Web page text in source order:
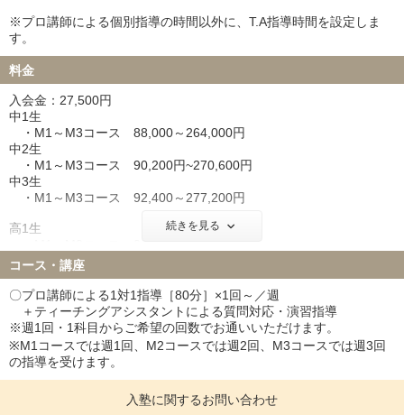
※プロ講師による個別指導の時間以外に、T.A指導時間を設定しま
す。
料金
入会金：27,500円
中1生
・M1～M3コース 88,000～264,000円
中2生
・M1～M3コース 90,200円~270,600円
中3生
・M1～M3コース 92,400～277,200円
高1生
高2生
・M1～M3コース 96,800~290,400円
高3生・高卒生
・M1～M3コース 103,400～310,200円
グループ授業
・計算力アップGコース(数学) 22,000円/1コマ80分週1回
・計算力アップGコース(化学) 22,000円/1コマ80分週1回
※全て税込金額です。
続きを見る
コース・講座
〇プロ講師による1対1指導［80分］×1回～／週
＋ティーチングアシスタントによる質問対応・演習指導
※週1回・1科目からご希望の回数でお通いいただけます。
※M1コースでは週1回、M2コースでは週2回、M3コースでは週3回
の指導を受けます。
入塾に関するお問い合わせ